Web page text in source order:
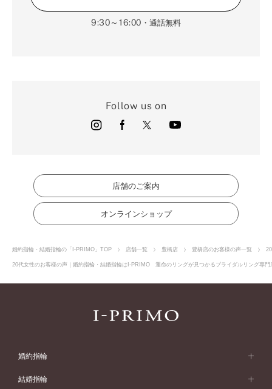
9:30～16:00 ・通話無料
Follow us on
店舗のご案内
オンラインショップ
婚約指輪・結婚指輪の「I-PRIMO」TOP 店舗一覧 豊橋店 豊橋店のお客様の声一覧
20代女性のお客様の声｜婚約指輪・結婚指輪はI-PRIMO 運命のリングが見つかるブライダルリング専
婚約指輪
婚約指輪 (エンゲージリング)
結婚指輪